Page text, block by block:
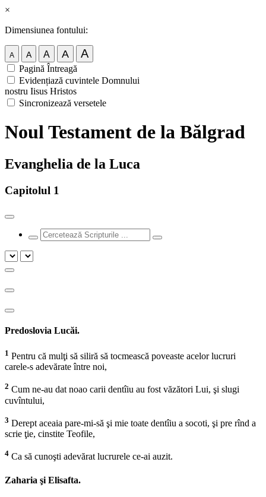
×
Dimensiunea fontului:
A A A A A
Pagină Întreagă
Evidențiază cuvintele Domnului
nostru Iisus Hristos
Sincronizează versetele
Noul Testament de la Bălgrad
Evanghelia de la Luca
Capitolul 1
Predoslovia Lucăi.
1 Pentru că mulţi să siliră să tocmească poveaste acelor lucruri
carele-s adevărate între noi,
2 Cum ne-au dat noao carii dentîiu au fost văzători Lui, şi slugi
cuvîntului,
3 Derept aceaia pare-mi-să şi mie toate dentîiu a socoti, şi pre rînd a
scrie ţie, cinstite Teofile,
4 Ca să cunoşti adevărat lucrurele ce-ai auzit.
Zaharia şi Elisafta.